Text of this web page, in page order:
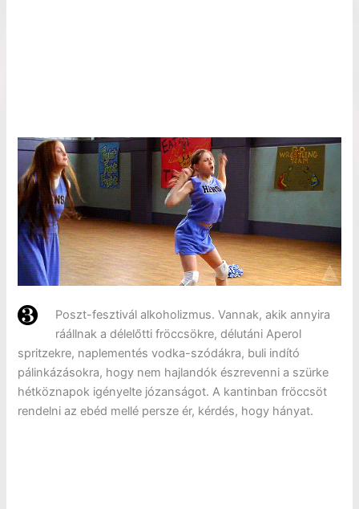
Poszt-fesztivál alkoholizmus. Vannak, akik annyira
ráállnak a délelőtti fröccsökre, délutáni Aperol
spritzekre, naplementés vodka-szódákra, buli indító
pálinkázásokra, hogy nem hajlandók észrevenni a szürke
hétköznapok igényelte józanságot. A kantinban fröccsöt
rendelni az ebéd mellé persze ér, kérdés, hogy hányat.